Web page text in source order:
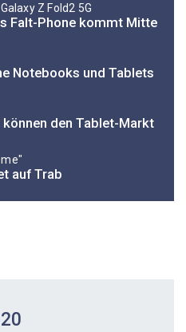
Z Fold2 5G
Falt-Phone kommt Mitte
Notebooks und Tablets
den Tablet-Markt
auf Trab